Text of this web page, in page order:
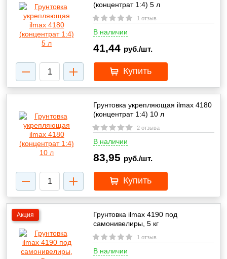
(концентрат 1:4) 5 л
1 отзыв
В наличии
41,44 руб./шт.
Купить
Грунтовка укрепляющая ilmax 4180
(концентрат 1:4) 10 л
2 отзыва
В наличии
83,95 руб./шт.
Купить
Акция
Грунтовка ilmax 4190 под
самонивелиры, 5 кг
1 отзыв
В наличии